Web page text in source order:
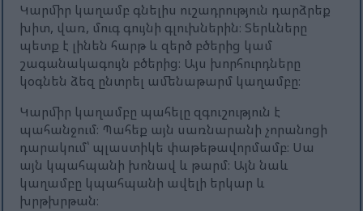
Կարմիր կաղամբ գնելիս ուշադրություն դարձրեք
խիտ, վառ, մուգ գույնի գլուխներին։ Տերևները
պետք է լինեն հարթ և զերծ բծերից կամ
շագանակագույն բծերից։ Այս խորհուրդները
կօգնեն ձեզ ընտրել ամենաթարմ կաղամբը։
Կարմիր կաղամբը պահելը զգուշություն է
պահանջում։ Պահեք այն սառնարանի չորանոցի
դարակում՝ պլաստիկե փաթեթավորմամբ։ Սա
այն կպահպանի խոնավ և թարմ։ Այն նաև
կաղամբը կպահպանի ավելի երկար և
խրթխրթան։